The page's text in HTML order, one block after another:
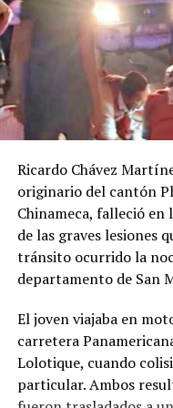
Ricardo Chávez
originario del cantón
Chinameca, falleció en
de las graves lesiones
tránsito ocurrido la
departamento de San
El joven viajaba en
carretera
Lolotique, cuando
particular. Ambos